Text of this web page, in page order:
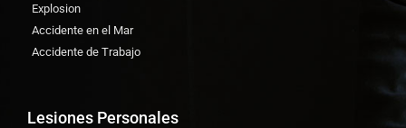
Explosion
Accidente en el Mar
Accidente de Trabajo
Lesiones Personales